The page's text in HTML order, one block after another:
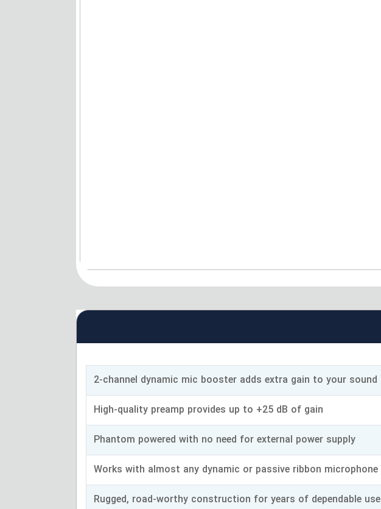
2-channel dynamic mic booster adds extra gain to your sound
High-quality preamp provides up to +25 dB of gain
Phantom powered with no need for external power supply
Works with almost any dynamic or passive ribbon microphone
Rugged, road-worthy construction for years of dependable use